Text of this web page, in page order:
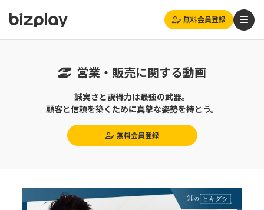
無料会員登録
営業・販売に関する動画
誠実さと説得力は最強の武器。
顧客と信頼を築くために真摯な姿勢を持とう。
無料会員登録